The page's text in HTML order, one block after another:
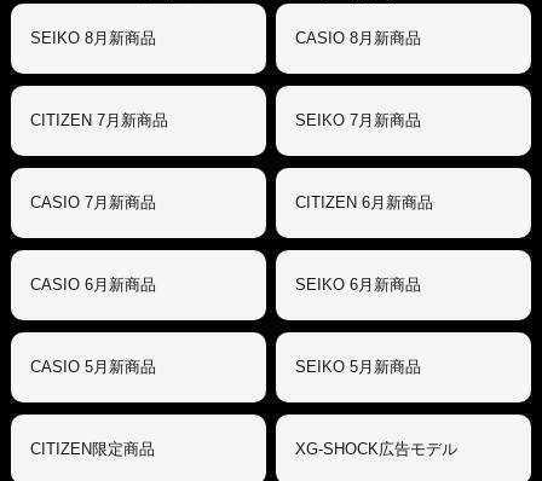
SEIKO 8月新商品 CASIO 8月新商品
CITIZEN 7月新商品 SEIKO 7月新商品
CASIO 7月新商品 CITIZEN 6月新商品
CASIO 6月新商品 SEIKO 6月新商品
CASIO 5月新商品 SEIKO 5月新商品
CITIZEN限定商品 XG-SHOCK広告モデル